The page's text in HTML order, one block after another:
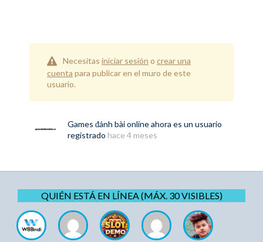
Necesitas iniciar sesión o crear una
cuenta para publicar en el muro de este
usuario.
Games đánh bài onlineahora es un usuario
registrado hace 4 meses
QUIÉN ESTÁ EN LÍNEA (MÁX. 30 VISIBLES)